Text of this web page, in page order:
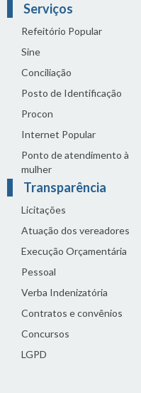
Serviços
Refeitório Popular
Sine
Conciliação
Posto de Identificação
Procon
Internet Popular
Ponto de atendimento à
mulher
Transparência
Licitações
Atuação dos vereadores
Execução Orçamentária
Pessoal
Verba Indenizatória
Contratos e convênios
Concursos
LGPD